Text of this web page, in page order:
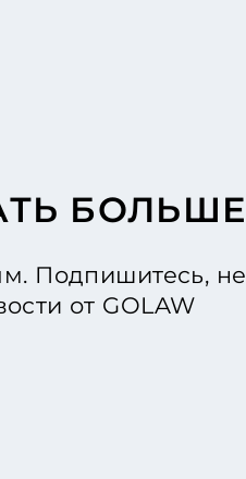
БОЛЬШЕ
Подпишитесь, не
от GOLAW